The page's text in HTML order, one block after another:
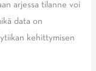
arjessa tilanne voi
data on
kehittymisen